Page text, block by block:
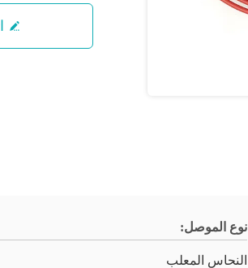
نوع الموصل:
النحاس المعلب